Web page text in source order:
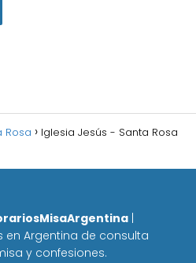
Rosa
Iglesia Jesús - Santa Rosa
en Argentina de consulta
y confesiones.